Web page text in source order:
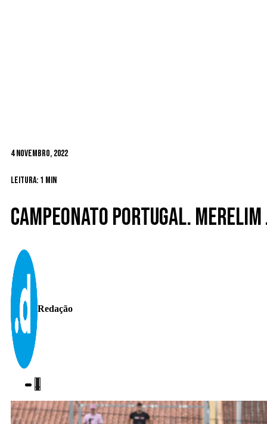
4 Novembro, 2022
Leitura: 1 min
Campeonato Portugal. Merelim
Redação